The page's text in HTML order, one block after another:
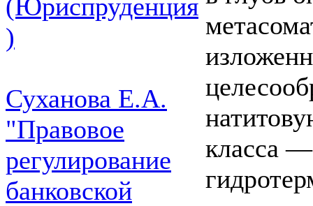
(Юриспруденция
)
Суханова Е.А.
"Правовое
регулирование
банковской
класса